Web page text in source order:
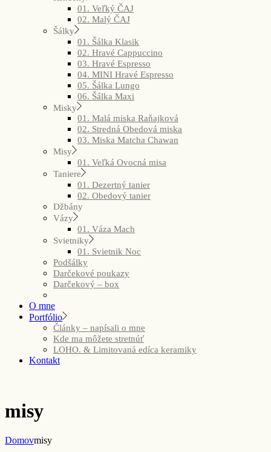
01. Veľký ČAJ
02. Malý ČAJ
Šálky
01. Šálka Klasik
02. Hravé Cappuccino
03. Hravé Espresso
04. MINI Hravé Espresso
05. Šálka Lungo
06. Šálka Maxi
Misky
01. Malá miska Raňajková
02. Stredná Obedová miska
03. Miska Matcha Chawan
Misy
01. Veľká Ovocná misa
Taniere
01. Dezertný tanier
02. Obedový tanier
Džbány
Vázy
01. Váza Mach
Svietniky
01. Svietnik Noc
Podšálky
Darčekové poukazy
Darčekový – box
O mne
Portfólio
Články – napísali o mne
Kde ma môžete stretnúť
LOHO. & Limitovaná edíca keramiky
Kontakt
misy
Domovmisy